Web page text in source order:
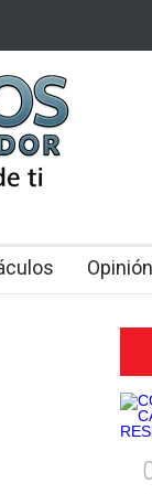
AUTOBÚS CON
ATAQUE CON
Opinión